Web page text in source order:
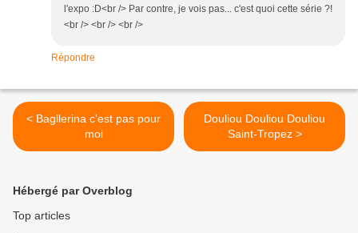
l'expo :D<br /> Par contre, je vois pas... c'est quoi cette série ?!
<br /> <br /> <br />
Répondre
< Bagllerina c'est pas pour
moi
Douliou Douliou Douliou
Saint-Tropez >
Hébergé par Overblog
Top articles